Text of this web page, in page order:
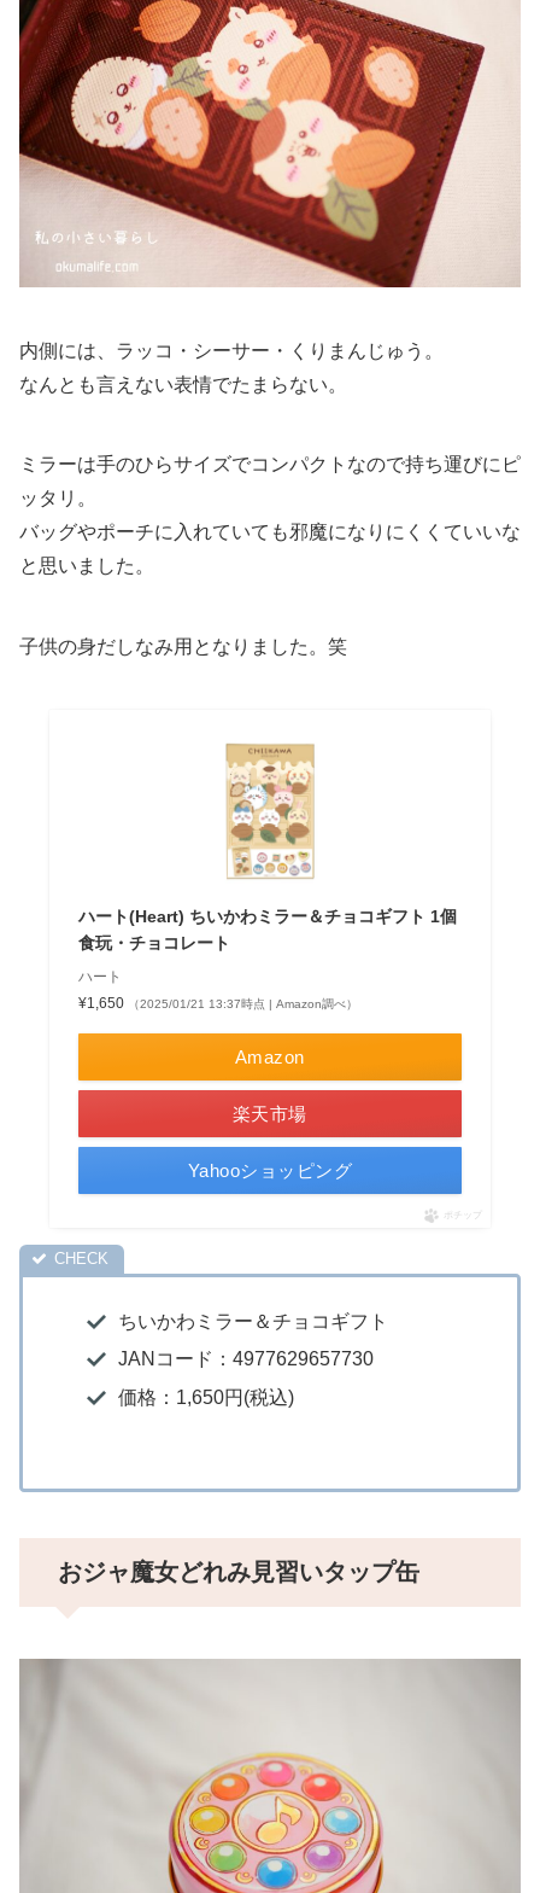
内側には、ラッコ・シーサー・くりまんじゅう。
なんとも言えない表情でたまらない。
ミラーは手のひらサイズでコンパクトなので持ち運びにピ
ッタリ。
バッグやポーチに入れていても邪魔になりにくくていいな
と思いました。
子供の身だしなみ用となりました。笑
ハート(Heart) ちいかわミラー＆チョコギフト 1個
食玩・チョコレート
ハート
¥1,650
（2025/01/21 13:37時点 | Amazon調べ）
Amazon
楽天市場
Yahooショッピング
ポチップ
ちいかわミラー＆チョコギフト
JANコード：4977629657730
価格：1,650円(税込)
おジャ魔女どれみ見習いタップ缶